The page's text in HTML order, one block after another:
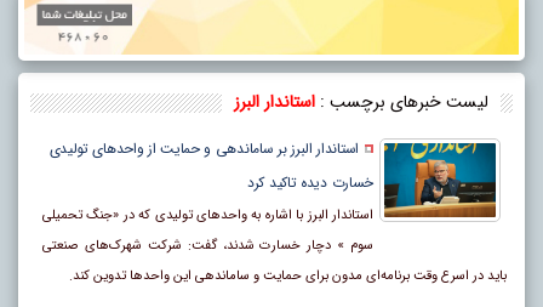
لیست خبرهای برچسب : استاندار البرز
استاندار البرز بر ساماندهی و حمایت از واحدهای تولیدی
خسارت دیده تاکید کرد
استاندار البرز با اشاره به واحدهای تولیدی که در «جنگ تحمیلی
سوم » دچار خسارت شدند، گفت: شرکت شهرک‌های صنعتی
باید در اسرع وقت برنامه‌ای مدون برای حمایت و ساماندهی این واحدها تدوین کند.